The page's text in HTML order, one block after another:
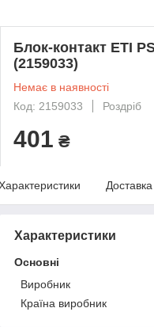
Блок-контакт ETI
(2159033)
Немає в наявності
Код: 2159033
Роздріб
401 ₴
Доставка
Характеристики
Основні
Виробник
Країна виробник